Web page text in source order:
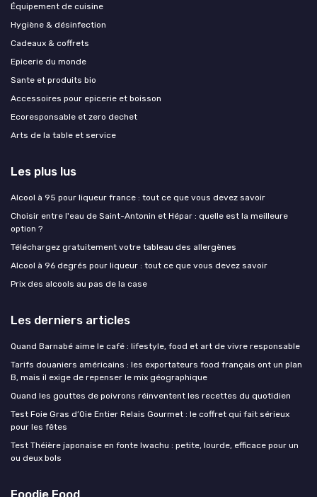
Équipement de cuisine
Hygiène & désinfection
Cadeaux & coffrets
Epicerie du monde
Sante et produits bio
Accessoires pour epicerie et boisson
Ecoresponsable et zero dechet
Arts de la table et service
Les plus lus
Alcool à 95 pour liqueur france : tout ce que vous devez savoir
Choisir entre l'eau de Saint-Antonin et Hépar : quelle est la meilleure
option ?
Téléchargez gratuitement votre tableau des allergènes
Alcool à 96 degrés pour liqueur : tout ce que vous devez savoir
Prix des alcools au pas de la case
Les derniers articles
Quand Barnabé aime le café : lifestyle, food et art de vivre responsable
Tarifs douaniers américains : les exportateurs food français ont un plan
B, mais il exige de repenser le mix géographique
Quand les gouttes de poivrons réinventent les recettes du quotidien
Test Foie Gras d’Oie Entier Relais Gourmet : le coffret qui fait sérieux
pour les fêtes
Test Théière japonaise en fonte Iwachu : petite, lourde, efficace pour un
ou deux bols
Foodie Food